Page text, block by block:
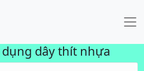
dây thít nhựa